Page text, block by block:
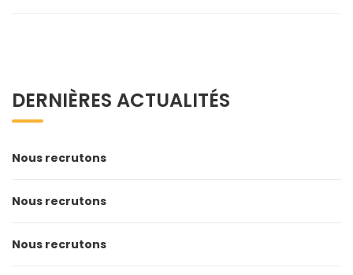
DERNIÈRES ACTUALITÉS
Nous recrutons
Nous recrutons
Nous recrutons